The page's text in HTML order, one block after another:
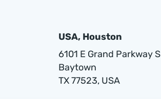
USA, Houston
6101 E Grand Parkway S
Baytown
TX 77523, USA